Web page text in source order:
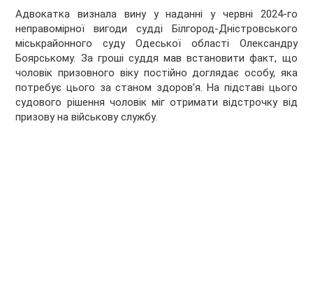
Адвокатка визнала вину у наданні у червні 2024-го
неправомірної вигоди судді Білгород-Дністровського
міськрайонного суду Одеської області Олександру
Боярському. За гроші суддя мав встановити факт, що
чоловік призовного віку постійно доглядає особу, яка
потребує цього за станом здоровʼя. На підставі цього
судового рішення чоловік міг отримати відстрочку від
призову на військову службу.